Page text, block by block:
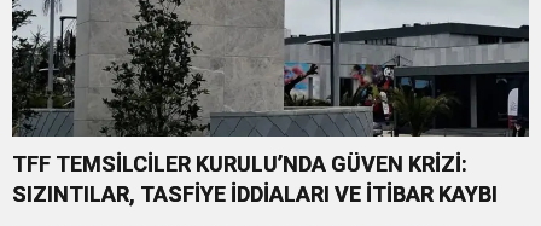
TFF TEMSİLCİLER KURULU’NDA GÜVEN KRİZİ:
SIZINTILAR, TASFİYE İDDİALARI VE İTİBAR KAYBI